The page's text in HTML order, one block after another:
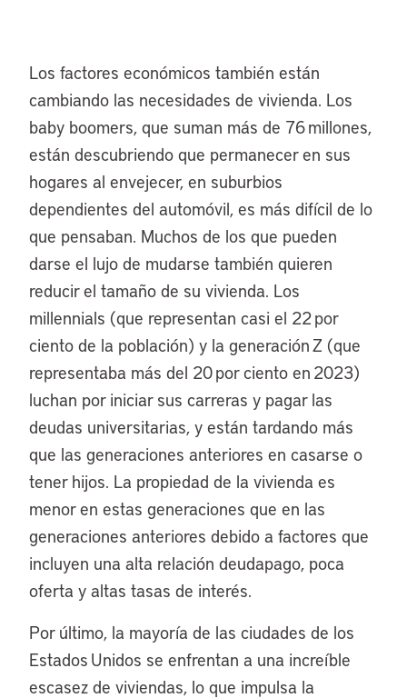
Los factores económicos también están
cambiando las necesidades de vivienda. Los
baby boomers, que suman más de 76 millones,
están descubriendo que permanecer en sus
hogares al envejecer, en suburbios
dependientes del automóvil, es más difícil de lo
que pensaban. Muchos de los que pueden
darse el lujo de mudarse también quieren
reducir el tamaño de su vivienda. Los
millennials (que representan casi el 22 por
ciento de la población) y la generación Z (que
representaba más del 20 por ciento en 2023)
luchan por iniciar sus carreras y pagar las
deudas universitarias, y están tardando más
que las generaciones anteriores en casarse o
tener hijos. La propiedad de la vivienda es
menor en estas generaciones que en las
generaciones anteriores debido a factores que
incluyen una alta relación deudapago, poca
oferta y altas tasas de interés.
Por último, la mayoría de las ciudades de los
Estados Unidos se enfrentan a una increíble
escasez de viviendas, lo que impulsa la